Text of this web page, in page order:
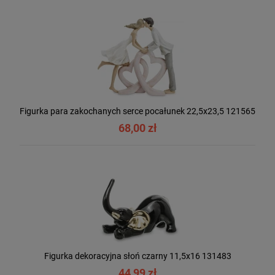
Figurka para zakochanych serce pocałunek 22,5x23,5 121565
68,00 zł
Figurka dekoracyjna słoń czarny 11,5x16 131483